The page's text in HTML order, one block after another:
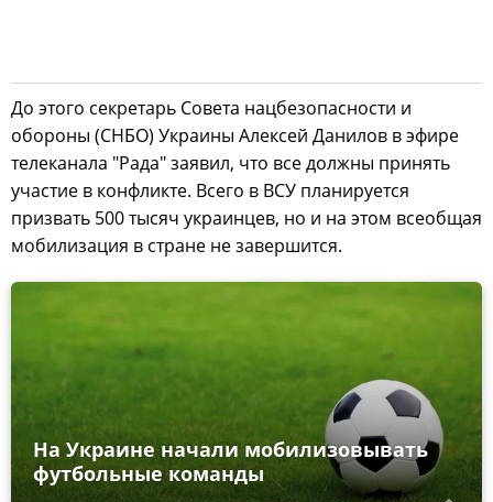
До этого секретарь Совета нацбезопасности и
обороны (СНБО) Украины Алексей Данилов в эфире
телеканала "Рада" заявил, что все должны принять
участие в конфликте. Всего в ВСУ планируется
призвать 500 тысяч украинцев, но и на этом всеобщая
мобилизация в стране не завершится.
На Украине начали мобилизовывать
футбольные команды